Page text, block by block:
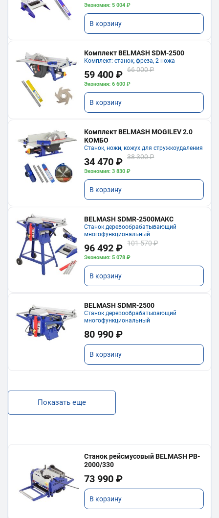
Экономия: 5 004 ₽
В корзину
Комплект BELMASH SDM-2500
Комплект: станок, фреза, 2 ножа
59 400 ₽ 66 000 ₽
Экономия: 6 600 ₽
В корзину
Комплект BELMASH MOGILEV 2.0
КОМБО
Станок, ножи, кожух для стружкоудаления
34 470 ₽ 38 300 ₽
Экономия: 3 830 ₽
В корзину
BELMASH SDMR-2500МАКС
Станок деревообрабатывающий
многофункциональный
96 492 ₽ 101 570 ₽
Экономия: 5 078 ₽
В корзину
BELMASH SDMR-2500
Станок деревообрабатывающий
многофункциональный
80 990 ₽
В корзину
Показать еще
Станок рейсмусовый BELMASH PB-
2000/330
73 990 ₽
В корзину